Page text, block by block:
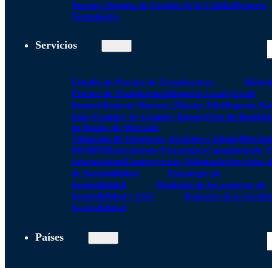
Nuestro Sistema de Gestión de la CalidadSoporte
Tecnológico
Servicios
Estudio de Precios de Transferencia
Precios de TransferenciaReporte Local (Local
Report)Reporte Maestro (Master File)Reporte
País (Country by Country Report)Test de
de Rango de Mercado
Valuación de Empresas, Acciones e Intangibles
DEMPEPlaneamiento EstratégicoCumplimiento
InternacionalControversias TributariasServicios
de Sostenibilidad
Estrategia de
Sostenibilidad
Medición de los aspectos de
Sostenibilidad y ASG
Reportes de la
Sostenibilidad
Países